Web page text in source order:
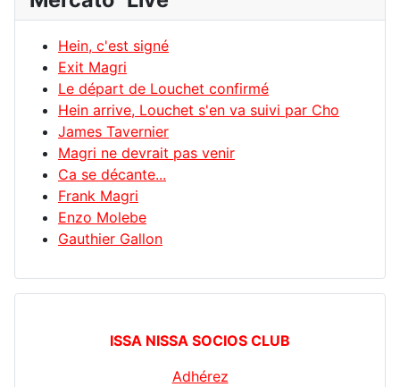
Hein, c'est signé
Exit Magri
Le départ de Louchet confirmé
Hein arrive, Louchet s'en va suivi par Cho
James Tavernier
Magri ne devrait pas venir
Ca se décante...
Frank Magri
Enzo Molebe
Gauthier Gallon
ISSA NISSA SOCIOS CLUB
Adhérez